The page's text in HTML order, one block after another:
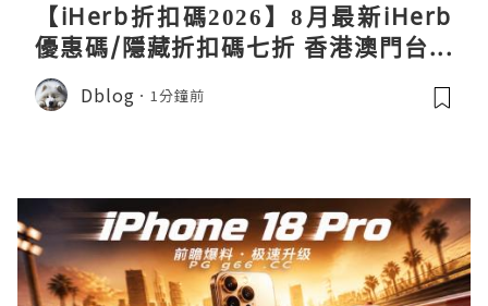
【iHerb折扣碼2026】8月最新iHerb
優惠碼/隱藏折扣碼七折 香港澳門台灣
新加坡iherb code 30％ off
Dblog 1分鐘前